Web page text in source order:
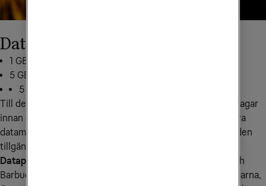
Datapaket till Nordamerika
1 GB för 199 kr: skicka
5 GB för 349 kr: skicka
5 GB för 499 kr: skicka
Till det här landet kan du köpa till mobildata tidigast 30 dagar
innan du vill använda den. När du börjar använda den extra
datamängden i den region du befinner dig i är datamängden
tillgänglig i 14 dagar.
Datapaketet gäller i följande länder:
Anguilla, Antigua och
Barbuda, Bahamas, Barbados, Bermuda, Brittiska Jungfruöarna,